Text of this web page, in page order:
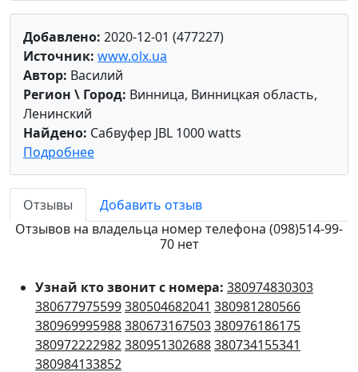
Добавлено: 2020-12-01 (477227)
Источник: www.olx.ua
Автор: Василий
Регион \ Город: Винница, Винницкая область,
Ленинский
Найдено: Сабвуфер JBL 1000 watts
Подробнее
Отзывы
Добавить отзыв
Отзывов на владельца номер телефона (098)514-99-
70 нет
Узнай кто звонит с номера: 380974830303
380677975599380504682041 380981280566
380969995988380673167503380976186175
380972222982380951302688380734155341
380984133852